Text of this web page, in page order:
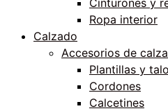
Ropa interior
Calzado
Accesorios de
Plantillas y
Cordones
Calcetines